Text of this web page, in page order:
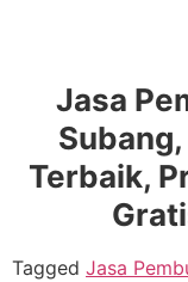
Jasa
Terbaik,
Tagged Jasa